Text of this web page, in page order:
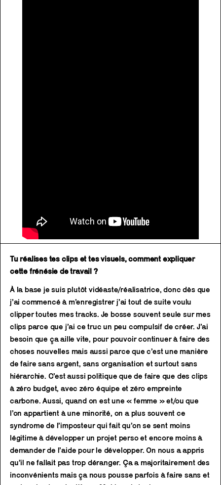
Tu réalises tes clips et tes visuels, comment expliquer
cette frénésie de travail ?
À la base je suis plutôt vidéaste/réalisatrice, donc dès que
j’ai commencé à m’enregistrer j’ai tout de suite voulu
clipper toutes mes tracks. Je bosse souvent seule sur mes
clips parce que j’ai ce truc un peu compulsif de créer. J’ai
besoin que ça aille vite, pour pouvoir continuer à faire des
choses nouvelles mais aussi parce que c’est une manière
de faire sans argent, sans organisation et surtout sans
hiérarchie. C’est aussi politique que de faire que des clips
à zéro budget, avec zéro équipe et zéro empreinte
carbone. Aussi, quand on est une « femme » et/ou que
l’on appartient à une minorité, on a plus souvent ce
syndrome de l’imposteur qui fait qu’on se sent moins
légitime à développer un projet perso et encore moins à
demander de l’aide pour le développer. On nous a appris
qu’il ne fallait pas trop déranger. Ça a majoritairement des
inconvénients mais ça nous pousse parfois à faire sans et